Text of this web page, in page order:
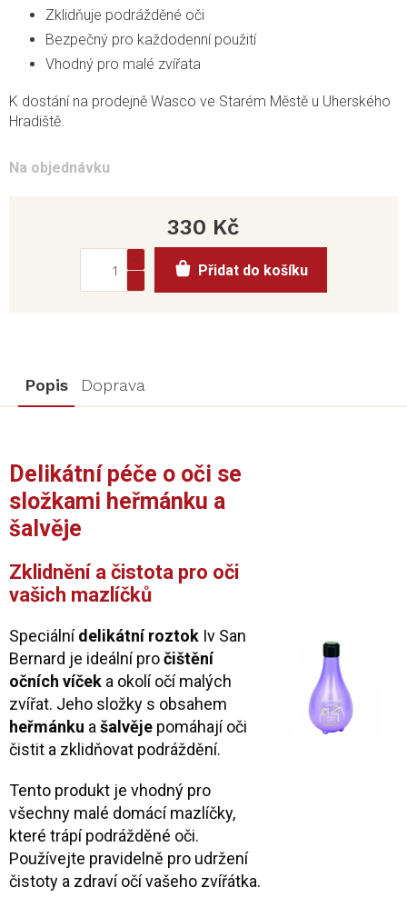
Na objednávku
Zklidňuje podrážděné oči
Bezpečný pro každodenní použití
Vhodný pro malé zvířata
K dostání na prodejně Wasco ve Starém Městě u Uherského
Hradiště.
330 Kč
cena:
Přidat do košíku
Popis Doprava
Delikátní péče o oči se
složkami heřmánku a
šalvěje
Zklidnění a čistota pro oči
vašich mazlíčků
Speciálnídelikátní roztok Iv San
Bernard je ideální pročištění
očních víček a okolí očí malých
zvířat. Jeho složky s obsahem
heřmánku a šalvěje pomáhají oči
čistit a zklidňovat podráždění.
Tento produkt je vhodný pro
všechny malé domácí mazlíčky,
které trápí podrážděné oči.
Používejte pravidelně pro udržení
čistoty a zdraví očí vašeho zvířátka.